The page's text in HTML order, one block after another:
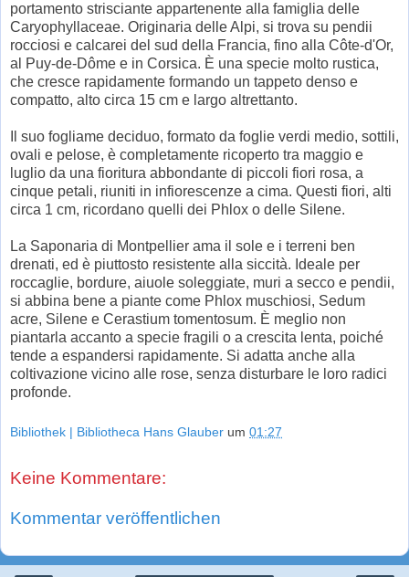
portamento strisciante appartenente alla famiglia delle
Caryophyllaceae. Originaria delle Alpi, si trova su pendii
rocciosi e calcarei del sud della Francia, fino alla Côte-d'Or,
al Puy-de-Dôme e in Corsica. È una specie molto rustica,
che cresce rapidamente formando un tappeto denso e
compatto, alto circa 15 cm e largo altrettanto.
Il suo fogliame deciduo, formato da foglie verdi medio, sottili,
ovali e pelose, è completamente ricoperto tra maggio e
luglio da una fioritura abbondante di piccoli fiori rosa, a
cinque petali, riuniti in infiorescenze a cima. Questi fiori, alti
circa 1 cm, ricordano quelli dei Phlox o delle Silene.
La Saponaria di Montpellier ama il sole e i terreni ben
drenati, ed è piuttosto resistente alla siccità. Ideale per
roccaglie, bordure, aiuole soleggiate, muri a secco e pendii,
si abbina bene a piante come Phlox muschiosi, Sedum
acre, Silene e Cerastium tomentosum. È meglio non
piantarla accanto a specie fragili o a crescita lenta, poiché
tende a espandersi rapidamente. Si adatta anche alla
coltivazione vicino alle rose, senza disturbare le loro radici
profonde.
Bibliothek | Bibliotheca Hans Glauber um 01:27
Keine Kommentare:
Kommentar veröffentlichen